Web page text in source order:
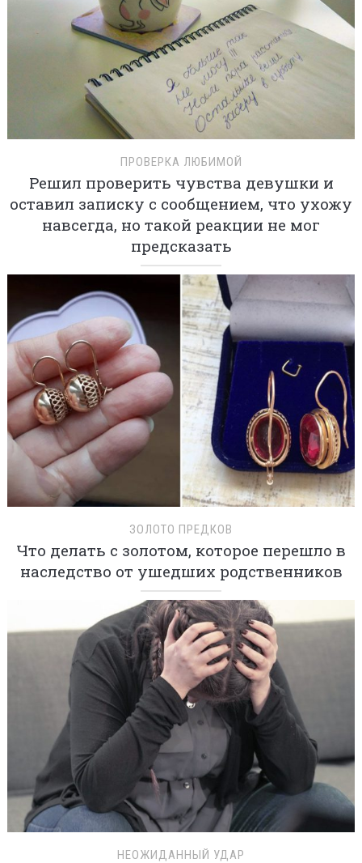
ПРОВЕРКА ЛЮБИМОЙ
Решил проверить чувства девушки и
оставил записку с сообщением, что ухожу
навсегда, но такой реакции не мог
предсказать
ЗОЛОТО ПРЕДКОВ
Что делать с золотом, которое перешло в
наследство от ушедших родственников
НЕОЖИДАННЫЙ УДАР